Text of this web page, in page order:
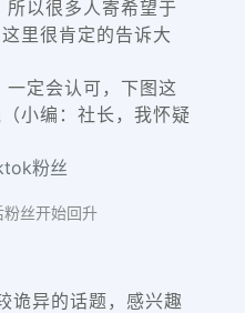
以很多人寄希望于
里很肯定的告诉大
定会认可，下图这
小编：社长，我怀疑
丝开始回升
诡异的话题， 感兴趣